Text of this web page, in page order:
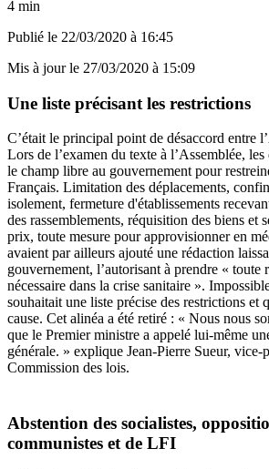
4 min
Publié le 22/03/2020 à 16:45
Mis à jour le 27/03/2020 à 15:09
Une liste précisant les restrictions
C’était le principal point de désaccord entre
Lors de l’examen du texte à l’Assemblée,
le champ libre au gouvernement pour
Français. Limitation des déplacements,
isolement, fermeture d'établissements
des rassemblements, réquisition des biens et
prix, toute mesure pour approvisionner en
avaient par ailleurs ajouté une rédaction
gouvernement, l’autorisant à prendre « toute
nécessaire dans la crise sanitaire ».
souhaitait une liste précise des restrictions et
cause. Cet alinéa a été retiré : « Nous nous
que le Premier ministre a appelé lui-même
générale. » explique Jean-Pierre Sueur, vice-
Commission des lois.
Abstention des socialistes,
communistes et de LFI